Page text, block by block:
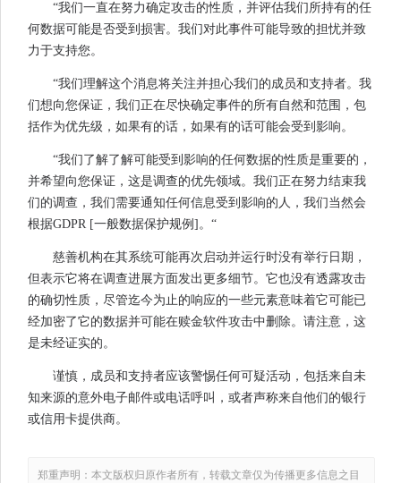
“我们一直在努力确定攻击的性质，并评估我们所持有的任
何数据可能是否受到损害。我们对此事件可能导致的担忧并致
力于支持您。
“我们理解这个消息将关注并担心我们的成员和支持者。我
们想向您保证，我们正在尽快确定事件的所有自然和范围，包
括作为优​​先级，如果有的话，如果有的话可能会受到影响。
“我们了解了解可能受到影响的任何数据的性质是重要的，
并希望向您保证，这是调查的优先领域。我们正在努力结束我
们的调查，我们需要通知任何信息受到影响的人，我们当然会
根据GDPR [一般数据保护规例]。“
慈善机构在其系统可能再次启动并运行时没有举行日期，
但表示它将在调查进展方面发出更多细节。它也没有透露攻击
的确切性质，尽管迄今为止的响应的一些元素意味着它可能已
经加密了它的数据并可能在赎金软件攻击中删除。请注意，这
是未经证实的。
谨慎，成员和支持者应该警惕任何可疑活动，包括来自未
知来源的意外电子邮件或电话呼叫，或者声称来自他们的银行
或信用卡提供商。
郑重声明：本文版权归原作者所有，转载文章仅为传播更多信息之目